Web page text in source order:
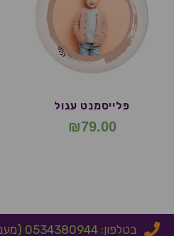
פלייסמנט עגול
₪79.00
בטלפון: 0534380944 (מענה בשעות הבוקר בלבד)